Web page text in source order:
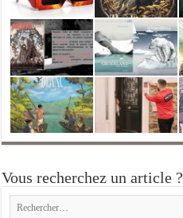
Vous recherchez un article ?